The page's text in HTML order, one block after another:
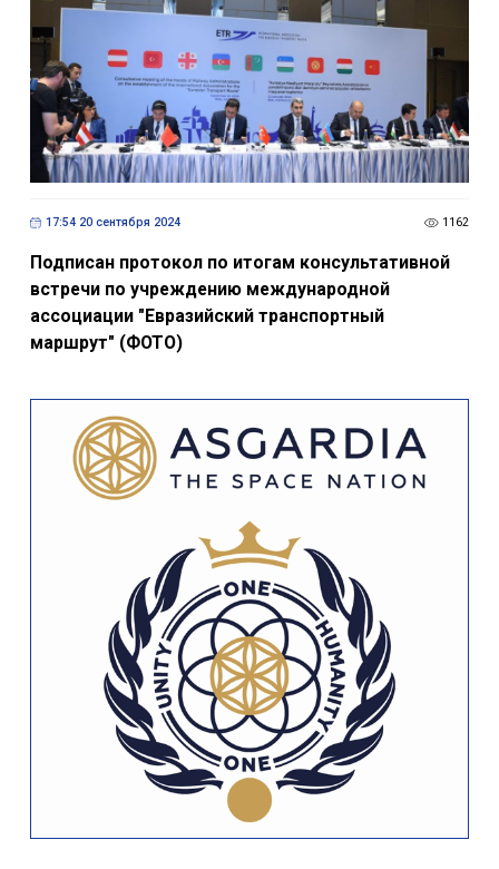
17:54 20 сентября 2024 1162
Подписан протокол по итогам консультативной
встречи по учреждению международной
ассоциации "Евразийский транспортный
маршрут" (ФОТО)